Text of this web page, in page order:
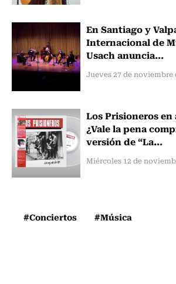
En Santiago y
Internacional de
Usach anuncia...
Jueves 27 de noviembre
Los Prisioneros
¿Vale la pena
versión de “La...
Miércoles 12 de
#Conciertos #Música